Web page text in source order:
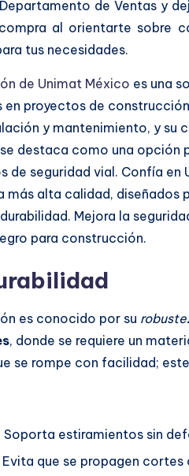
de Ventas y
al orientarte sobre
tus necesidades.
de Unimat México es una
en proyectos de
y mantenimiento, y su
destaca como una opción
de seguridad vial. Confía en
más alta calidad, diseñados
Mejora la
para construcción.
es conocido por su
, donde se requiere un
se rompe con facilidad;
Soporta estiramientos sin
que se propagen cortes